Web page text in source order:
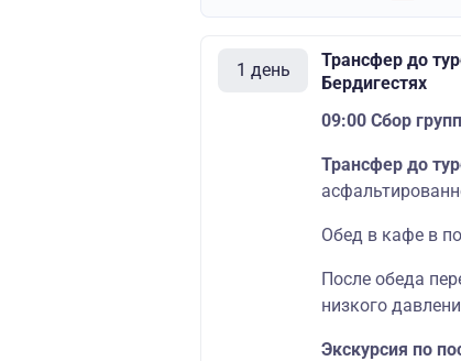
1 день
Трансфер до
Бердигестях
09:00 Сбор
Трансфер до
Обед в кафе в
После обеда
низкого
Экскурсия по